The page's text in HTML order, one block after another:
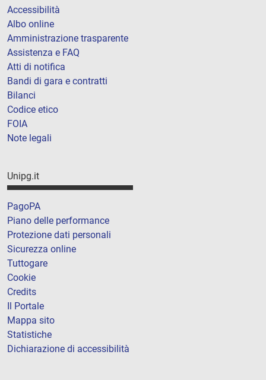
Accessibilità
Albo online
Amministrazione trasparente
Assistenza e FAQ
Atti di notifica
Bandi di gara e contratti
Bilanci
Codice etico
FOIA
Note legali
Unipg.it
PagoPA
Piano delle performance
Protezione dati personali
Sicurezza online
Tuttogare
Cookie
Credits
Il Portale
Mappa sito
Statistiche
Dichiarazione di accessibilità